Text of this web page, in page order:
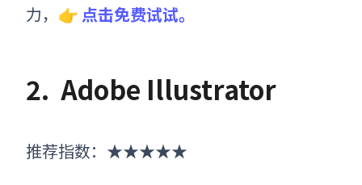
力，👉 点击免费试试。
2. Adobe Illustrator
推荐指数：★★★★★